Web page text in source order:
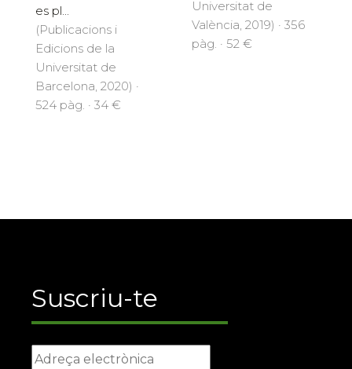
es pl...
(Publicacions i
Edicions de la
Universitat de
Barcelona, 2020) ·
524 pàg. · 34 €
Universitat de
València, 2019) · 356
pàg. · 52 €
Suscriu-te